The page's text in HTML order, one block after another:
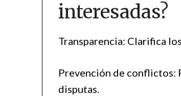
interesadas?
Transparencia: Clarifica
Prevención de conflictos:
disputas.